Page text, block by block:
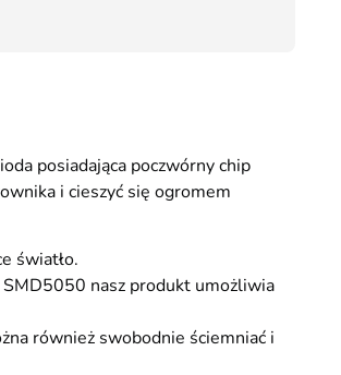
posiadająca poczwórny chip
i cieszyć się ogromem
światło.
nasz produkt umożliwia
również swobodnie ściemniać i